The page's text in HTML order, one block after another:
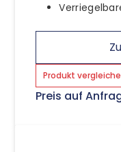
Produkt
Preis auf